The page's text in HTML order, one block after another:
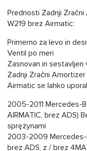
Prednosti Zadnji Zračni
W219 brez Airmatic:
Primerno za levo in
Ventil po meri
Zasnovan in sestavljen
Zadnji Zračni Amortizer
Airmatic se lahko
2005-2011 Mercedes-
AIRMATIC, brez ADS)
sprężynami
2003-2009 Mercedes-
brez ADS, z / brez